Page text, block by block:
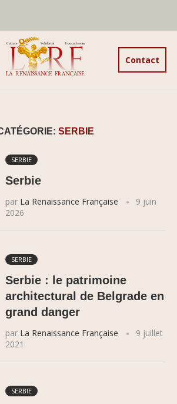
Contact
SERBIE
SERBIE
Serbie
par La Renaissance Française
9 juin
2026
SERBIE
Serbie : le patrimoine
architectural de Belgrade en
grand danger
par La Renaissance Française
9 juillet
2021
SERBIE